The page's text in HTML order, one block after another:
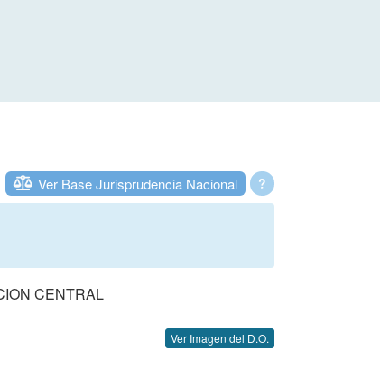
?
Ver Base Jurisprudencia Nacional
CENTRAL
Ver Imagen del D.O.